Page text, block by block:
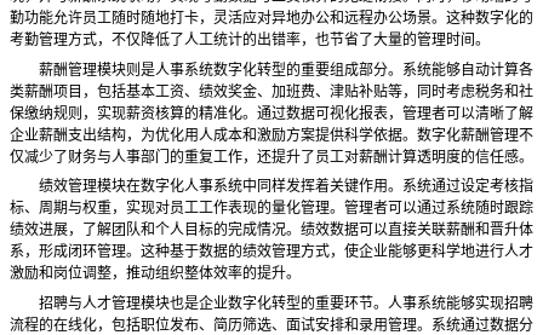
勤功能允许员工随时随地打卡，灵活应对异地办公和远程办公场景。这种数字化的
考勤管理方式，不仅降低了人工统计的出错率，也节省了大量的管理时间。
薪酬管理模块则是人事系统数字化转型的重要组成部分。系统能够自动计算各
类薪酬项目，包括基本工资、绩效奖金、加班费、津贴补贴等，同时考虑税务和社
保缴纳规则，实现薪资核算的精准化。通过数据可视化报表，管理者可以清晰了解
企业薪酬支出结构，为优化用人成本和激励方案提供科学依据。数字化薪酬管理不
仅减少了财务与人事部门的重复工作，还提升了员工对薪酬计算透明度的信任感。
绩效管理模块在数字化人事系统中同样发挥着关键作用。系统通过设定考核指
标、周期与权重，实现对员工工作表现的量化管理。管理者可以通过系统随时跟踪
绩效进展，了解团队和个人目标的完成情况。绩效数据可以直接关联薪酬和晋升体
系，形成闭环管理。这种基于数据的绩效管理方式，使企业能够更科学地进行人才
激励和岗位调整，推动组织整体效率的提升。
招聘与人才管理模块也是企业数字化转型的重要环节。人事系统能够实现招聘
流程的在线化，包括职位发布、简历筛选、面试安排和录用管理。系统通过数据分